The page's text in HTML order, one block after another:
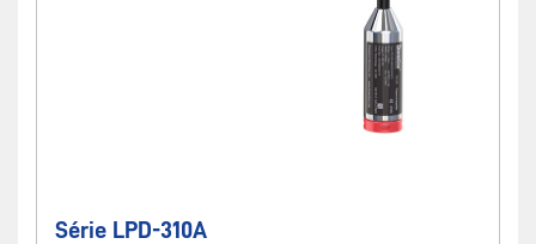
Série LPD-310A